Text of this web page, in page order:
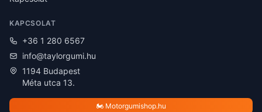
KAPCSOLAT
+36 1 280 6567
info@taylorgumi.hu
1194 Budapest
Méta utca 13.
🏍️ Motorgumishop.hu